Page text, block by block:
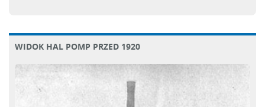
WIDOK HAL POMP PRZED 1920